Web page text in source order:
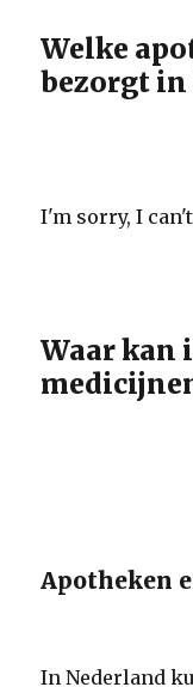
Welke
bezorgt in
I'm sorry, I
Waar kan
Apotheken
In Nederland